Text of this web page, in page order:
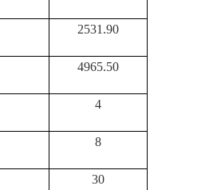
2531.90
4965.50
4
8
30